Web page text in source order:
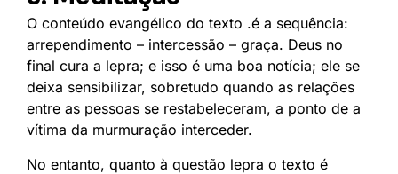
O conteúdo evangélico do texto .é a sequência:
arrependimento – intercessão – graça. Deus no
final cura a lepra; e isso é uma boa notícia; ele se
deixa sensibilizar, sobretudo quando as relações
entre as pessoas se restabeleceram, a ponto de a
vítima da murmuração interceder.
No entanto, quanto à questão lepra o texto é